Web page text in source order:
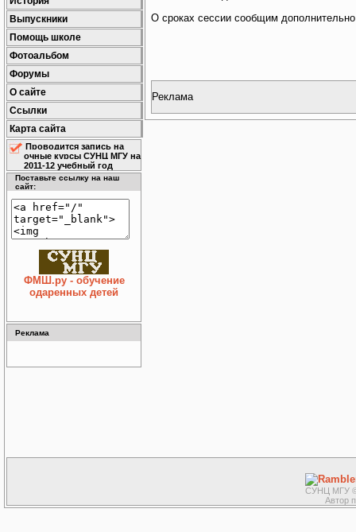
Выпускники
Помощь школе
Фотоальбом
Форумы
О сайте
Ссылки
Карта сайта
Проводится запись на
очные курсы СУНЦ МГУ на
2011-12 учебный год
Поставьте ссылку на наш
сайт:
ФМШ.ру - обучение
одаренных детей
Реклама
О сроках сессии сообщим
Реклама
СУНЦ МГУ ©
Автор